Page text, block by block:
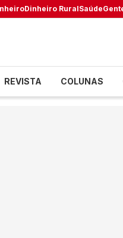
Dinheiro RuralSaúde
REVISTA COLUNAS